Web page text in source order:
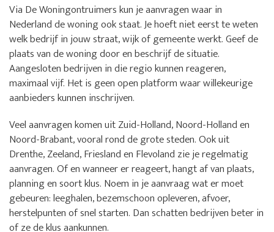
Via De Woningontruimers kun je aanvragen waar in
Nederland de woning ook staat. Je hoeft niet eerst te weten
welk bedrijf in jouw straat, wijk of gemeente werkt. Geef de
plaats van de woning door en beschrijf de situatie.
Aangesloten bedrijven in die regio kunnen reageren,
maximaal vijf. Het is geen open platform waar willekeurige
aanbieders kunnen inschrijven.
Veel aanvragen komen uit Zuid-Holland, Noord-Holland en
Noord-Brabant, vooral rond de grote steden. Ook uit
Drenthe, Zeeland, Friesland en Flevoland zie je regelmatig
aanvragen. Of en wanneer er reageert, hangt af van plaats,
planning en soort klus. Noem in je aanvraag wat er moet
gebeuren: leeghalen, bezemschoon opleveren, afvoer,
herstelpunten of snel starten. Dan schatten bedrijven beter in
of ze de klus aankunnen.